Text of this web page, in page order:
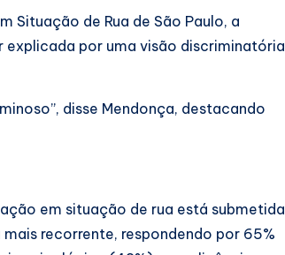
Situação de Rua de São Paulo, a
por uma visão discriminatória
disse Mendonça, destacando
em situação de rua está submetida
recorrente, respondendo por 65%